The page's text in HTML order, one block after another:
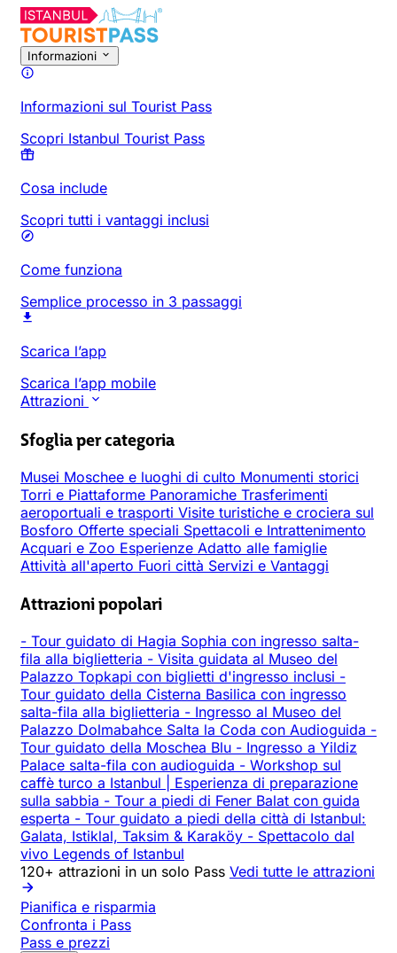
Informazioni
Informazioni sul Tourist Pass
Scopri Istanbul Tourist Pass
Cosa include
Scopri tutti i vantaggi inclusi
Come funziona
Semplice processo in 3 passaggi
Scarica l’app
Scarica l’app mobile
Attrazioni
Sfoglia per categoria
Musei Moschee e luoghi di culto Monumenti storici
Torri e Piattaforme Panoramiche Trasferimenti
aeroportuali e trasporti Visite turistiche e crociera sul
Bosforo Offerte speciali Spettacoli e Intrattenimento
Acquari e Zoo Esperienze Adatto alle famiglie
Attività all'aperto Fuori città Servizi e Vantaggi
Attrazioni popolari
- Tour guidato di Hagia Sophia con ingresso salta-
fila alla biglietteria - Visita guidata al Museo del
Palazzo Topkapi con biglietti d'ingresso inclusi -
Tour guidato della Cisterna Basilica con ingresso
salta-fila alla biglietteria - Ingresso al Museo del
Palazzo Dolmabahce Salta la Coda con Audioguida -
Tour guidato della Moschea Blu - Ingresso a Yildiz
Palace salta-fila con audioguida - Workshop sul
caffè turco a Istanbul | Esperienza di preparazione
sulla sabbia - Tour a piedi di Fener Balat con guida
esperta - Tour guidato a piedi della città di Istanbul:
Galata, Istiklal, Taksim & Karaköy - Spettacolo dal
vivo Legends of Istanbul
120+ attrazioni in un solo Pass Vedi tutte le attrazioni
Pianifica e risparmia
Confronta i Pass
Pass e prezzi